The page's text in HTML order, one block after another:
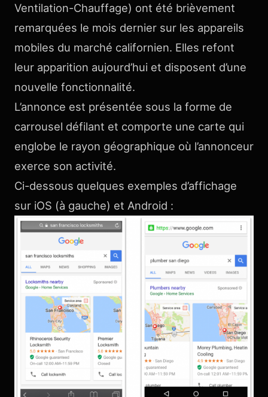
Ventilation-Chauffage) ont été brièvement
remarquées le mois dernier sur les appareils
mobiles du marché californien. Elles refont
leur apparition aujourd’hui et disposent d’une
nouvelle fonctionnalité.
L’annonce est présentée sous la forme de
carrousel défilant et comporte une carte qui
englobe le rayon géographique où l’annonceur
exerce son activité.
Ci-dessous quelques exemples d’affichage
sur iOS (à gauche) et Android :